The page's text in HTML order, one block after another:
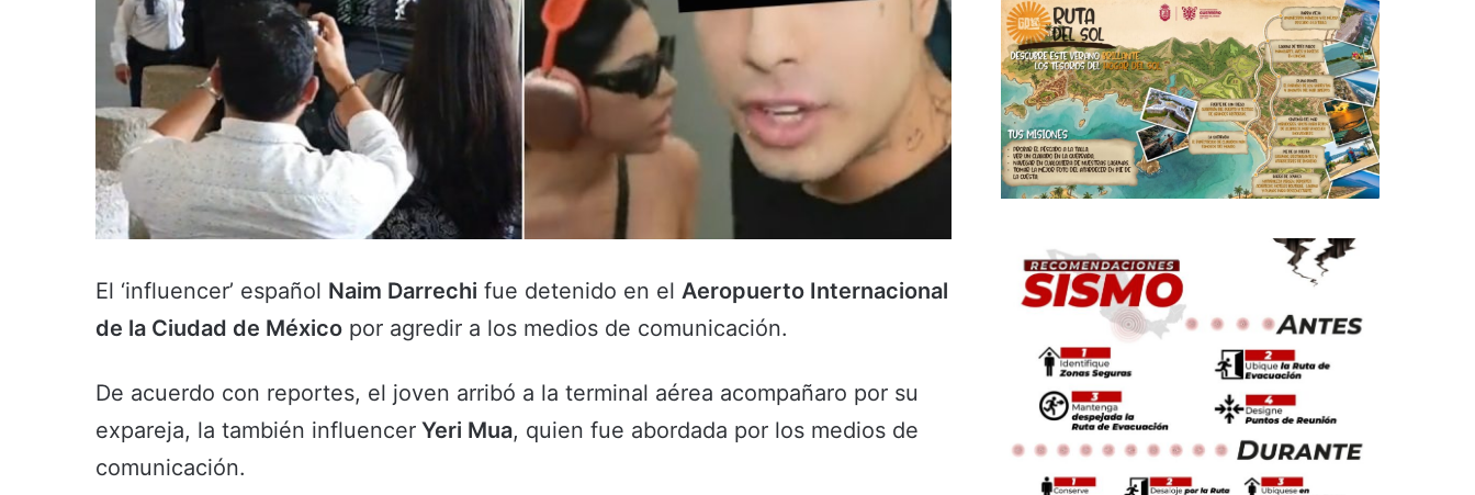
El ‘influencer’ español Naim Darrechi fue detenido en el Aeropuerto Internacional
de la Ciudad de México por agredir a los medios de comunicación.
De acuerdo con reportes, el joven arribó a la terminal aérea acompañaro por su
expareja, la también influencer Yeri Mua, quien fue abordada por los medios de
comunicación.